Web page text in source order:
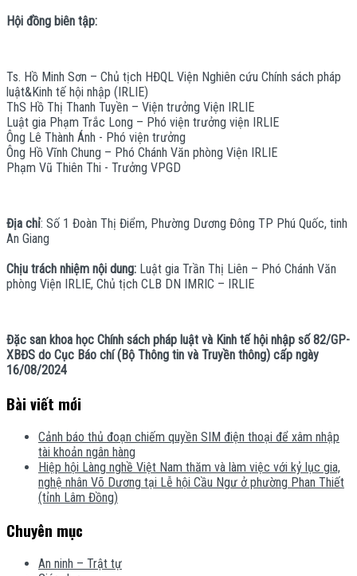
Hội đồng biên tập:
Ts. Hồ Minh Sơn – Chủ tịch HĐQL Viện Nghiên cứu Chính sách pháp
luật&Kinh tế hội nhập (IRLIE)
ThS Hồ Thị Thanh Tuyền – Viện trưởng Viện IRLIE
Luật gia Phạm Trắc Long – Phó viện trưởng viện IRLIE
Ông Lê Thành Ánh - Phó viện trưởng
Ông Hồ Vĩnh Chung – Phó Chánh Văn phòng Viện IRLIE
Phạm Vũ Thiên Thi - Trưởng VPGD
Địa chỉ: Số 1 Đoàn Thị Điểm, Phường Dương Đông TP Phú Quốc, tinh
An Giang
Chịu trách nhiệm nội dung: Luật gia Trần Thị Liên – Phó Chánh Văn
phòng Viện IRLIE, Chủ tịch CLB DN IMRIC – IRLIE
Đặc san khoa học Chính sách pháp luật và Kinh tế hội nhập số 82/GP-
XBĐS do Cục Báo chí (Bộ Thông tin và Truyền thông) cấp ngày
16/08/2024
Bài viết mới
Cảnh báo thủ đoạn chiếm quyền SIM điện thoại để xâm nhập
tài khoản ngân hàng
Hiệp hội Làng nghề Việt Nam thăm và làm việc với kỷ lục gia,
nghệ nhân Võ Dương tại Lễ hội Cầu Ngư ở phường Phan Thiết
(tỉnh Lâm Đồng)
Chuyên mục
An ninh – Trật tự